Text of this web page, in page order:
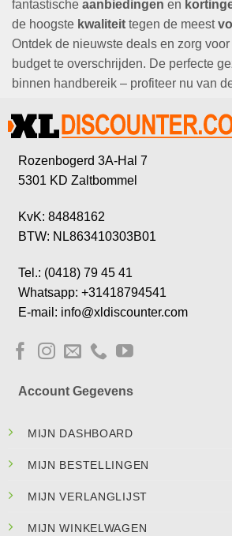
fantastische aanbiedingen en
de hoogste kwaliteit tegen de meest
Ontdek de nieuwste deals en zorg
budget te overschrijden. De perfecte
binnen handbereik – profiteer nu van
Rozenbogerd 3A-Hal 7
5301 KD Zaltbommel
KvK: 84848162
BTW: NL863410303B01
Tel.: (0418) 79 45 41
Whatsapp: +31418794541
E-mail: info@xldiscounter.com
Account Gegevens
MIJN DASHBOARD
MIJN BESTELLINGEN
MIJN VERLANGLIJST
MIJN WINKELWAGEN